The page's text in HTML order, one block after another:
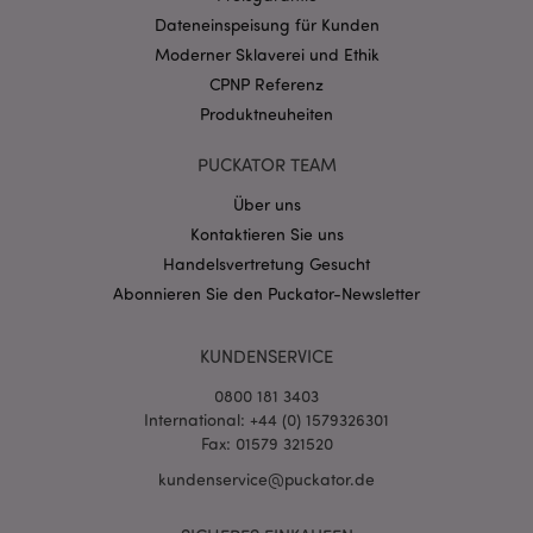
Dateneinspeisung für Kunden
Moderner Sklaverei und Ethik
CPNP Referenz
Produktneuheiten
PUCKATOR TEAM
Über uns
Kontaktieren Sie uns
Handelsvertretung Gesucht
Abonnieren Sie den Puckator-Newsletter
KUNDENSERVICE
0800 181 3403
International: +44 (0) 1579326301
Fax: 01579 321520
kundenservice@puckator.de
CookieScriptConsent
CookieScript
mage-cache-storage-section-